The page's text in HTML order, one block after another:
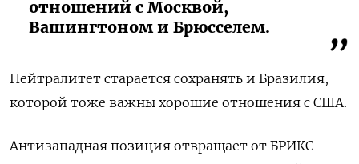
отношений с Москвой,
Вашингтоном и Брюсселем.
Нейтралитет старается сохранять и Бразилия,
которой тоже важны хорошие отношения с США.
Антизападная позиция отвращает от БРИКС